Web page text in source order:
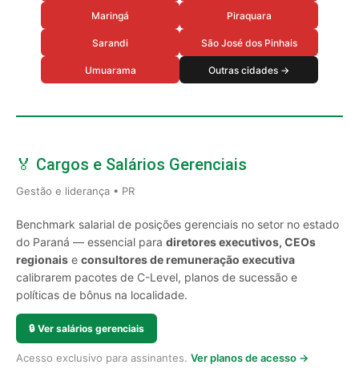
Maringá Piraquara
Sarandi São José dos Pinhais
Umuarama Outras cidades →
🏅 Cargos e Salários Gerenciais
Gestão e liderança • PR
Benchmark salarial de posições gerenciais no setor no estado
do Paraná — essencial para diretores executivos, CEOs
regionais e consultores de remuneração executiva
calibrarem pacotes de C-Level, planos de sucessão e
políticas de bônus na localidade.
🔒 Ver salários gerenciais
Acesso exclusivo para assinantes. Ver planos de acesso →